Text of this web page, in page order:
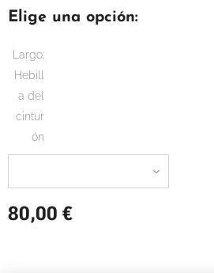
Elige una opción:
Largo:
Hebill
a del
cintur
ón
80,00 €